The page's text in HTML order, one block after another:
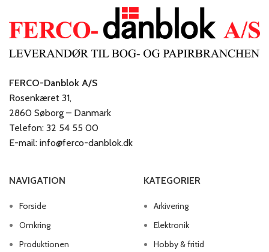
FERCO-Danblok A/S
Rosenkæret 31,
2860 Søborg – Danmark
Telefon: 32 54 55 00
E-mail: info@ferco-danblok.dk
NAVIGATION
Forside
Omkring
Produktionen
KATEGORIER
Arkivering
Elektronik
Hobby & fritid